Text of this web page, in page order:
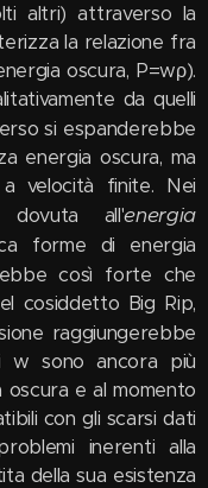
altri) attraverso la
la relazione fra
oscura, P=wρ).
da quelli
si espanderebbe
energia oscura, ma
velocità finite. Nei
dovuta all'energia
forme di energia
così forte che
cosiddetto Big Rip,
raggiungerebbe
w sono ancora più
e al momento
con gli scarsi dati
inerenti alla
della sua esistenza